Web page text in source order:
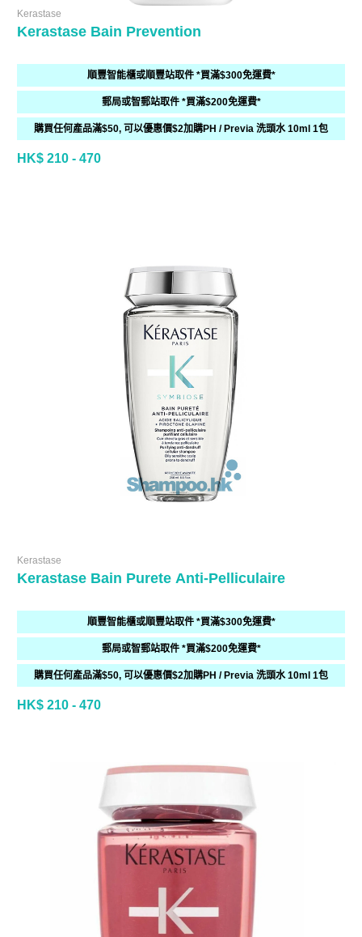
Kerastase
Kerastase Bain Prevention
順豐智能櫃或順豐站取件 *買滿$300免運費*
郵局或智郵站取件 *買滿$200免運費*
購買任何產品滿$50, 可以優惠價$2加購PH / Previa 洗頭水 10ml 1包
HK$ 210 - 470
Kerastase
Kerastase Bain Purete Anti-Pelliculaire
順豐智能櫃或順豐站取件 *買滿$300免運費*
郵局或智郵站取件 *買滿$200免運費*
購買任何產品滿$50, 可以優惠價$2加購PH / Previa 洗頭水 10ml 1包
HK$ 210 - 470